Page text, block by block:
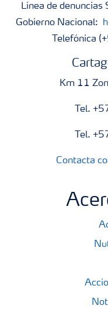
Línea de denuncias
Gobierno Nacional:
Telefónica
Km 11
Tel.
Tel.
Contacta